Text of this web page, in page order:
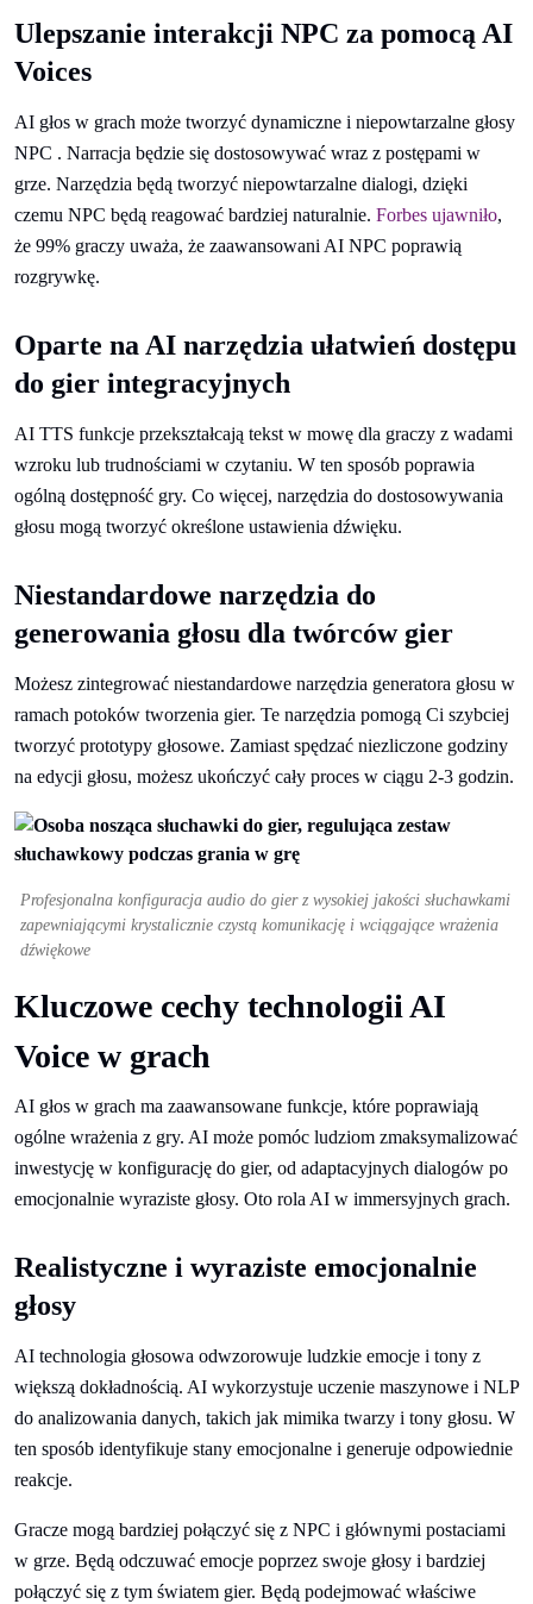
Ulepszanie interakcji NPC za pomocą AI
Voices
AI głos w grach może tworzyć dynamiczne i niepowtarzalne głosy
NPC . Narracja będzie się dostosowywać wraz z postępami w
grze. Narzędzia będą tworzyć niepowtarzalne dialogi, dzięki
czemu NPC będą reagować bardziej naturalnie. Forbes ujawniło,
że 99% graczy uważa, że zaawansowani AI NPC poprawią
rozgrywkę.
Oparte na AI narzędzia ułatwień dostępu
do gier integracyjnych
AI TTS funkcje przekształcają tekst w mowę dla graczy z wadami
wzroku lub trudnościami w czytaniu. W ten sposób poprawia
ogólną dostępność gry. Co więcej, narzędzia do dostosowywania
głosu mogą tworzyć określone ustawienia dźwięku.
Niestandardowe narzędzia do
generowania głosu dla twórców gier
Możesz zintegrować niestandardowe narzędzia generatora głosu w
ramach potoków tworzenia gier. Te narzędzia pomogą Ci szybciej
tworzyć prototypy głosowe. Zamiast spędzać niezliczone godziny
na edycji głosu, możesz ukończyć cały proces w ciągu 2-3 godzin.
Profesjonalna konfiguracja audio do gier z wysokiej jakości słuchawkami
zapewniającymi krystalicznie czystą komunikację i wciągające wrażenia
dźwiękowe
Kluczowe cechy technologii AI
Voice w grach
AI głos w grach ma zaawansowane funkcje, które poprawiają
ogólne wrażenia z gry. AI może pomóc ludziom zmaksymalizować
inwestycję w konfigurację do gier, od adaptacyjnych dialogów po
emocjonalnie wyraziste głosy. Oto rola AI w immersyjnych grach.
Realistyczne i wyraziste emocjonalnie
głosy
AI technologia głosowa odwzorowuje ludzkie emocje i tony z
większą dokładnością. AI wykorzystuje uczenie maszynowe i NLP
do analizowania danych, takich jak mimika twarzy i tony głosu. W
ten sposób identyfikuje stany emocjonalne i generuje odpowiednie
reakcje.
Gracze mogą bardziej połączyć się z NPC i głównymi postaciami
w grze. Będą odczuwać emocje poprzez swoje głosy i bardziej
połączyć się z tym światem gier. Będą podejmować właściwe